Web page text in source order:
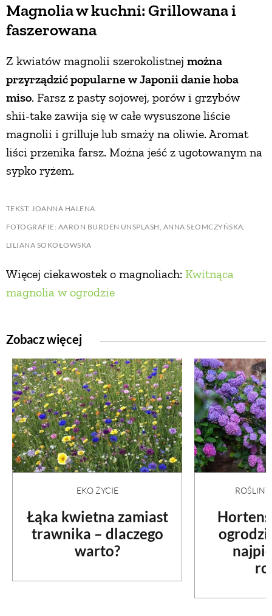
Magnolia w kuchni: Grillowana i
faszerowana
Z kwiatów magnolii szerokolistnej można
przyrządzić popularne w Japonii danie hoba
miso. Farsz z pasty sojowej, porów i grzybów
shii-take zawija się w całe wysuszone liście
magnolii i grilluje lub smaży na oliwie. Aromat
liści przenika farsz. Można jeść z ugotowanym na
sypko ryżem.
TEKST: JOANNA HALENA
FOTOGRAFIE: AARON BURDEN UNSPLASH, ANNA SŁOMCZYŃSKA,
LILIANA SOKOŁOWSKA
Więcej ciekawostek o magnoliach: Kwitnąca
magnolia w ogrodzie
Zobacz więcej
EKO ŻYCIE
Łąka kwietna zamiast
trawnika – dlaczego
warto?